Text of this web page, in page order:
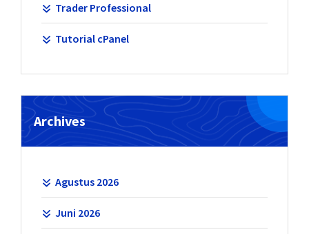
Trader Professional
Tutorial cPanel
Archives
Agustus 2026
Juni 2026